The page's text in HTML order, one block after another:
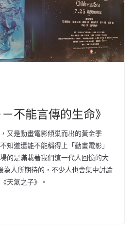
不能言傳的生命》
又是動畫電影傾巢而出的黃金季
知道還能不能稱得上「動畫電影」
的是滿載著我們這一代人回憶的大
為人所期待的，不少人也會集中討論
天氣之子》。